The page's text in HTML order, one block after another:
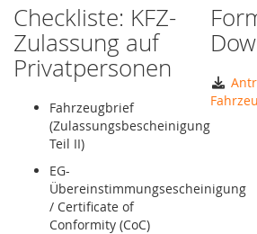
Checkliste: KFZ-
Zulassung auf
Privatpersonen
Fahrzeugbrief
(Zulassungsbescheinigung
Teil II)
EG-
Übereinstimmungsescheinigung
/ Certificate of
Conformity (CoC)